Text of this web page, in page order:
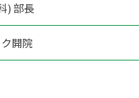
) 部長
開院